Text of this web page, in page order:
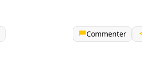
Commenter